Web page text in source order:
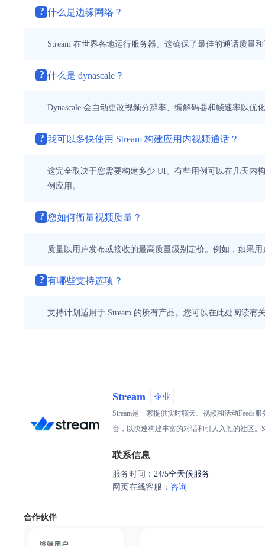
? 什么是边缘网络？
Stream 在世界各地运行服务器。这确保了最佳的通话质量
? 什么是 dynascale？
Dynascale 会自动更改视频分辨率、编解码器和帧速率以
? 我可以多快使用 Stream 构建应用内视频通话？
这完全取决于您需要构建多少 UI。有些用例可以在几天内
例应用。
? 您如何衡量视频质量？
质量以用户发布或接收的最高质量级别定价。例如，如果
? 有哪些支持选项？
支持计划适用于 Stream 的所有产品。您可以在此处阅读有
Stream 企业
Stream是一家提供实时聊天、视频和活动Feeds
台，以快速构建丰富的对话和引人入胜的社区
联系信息
服务时间： 24/5全天候服务
网页在线客服： 咨询
合作伙伴